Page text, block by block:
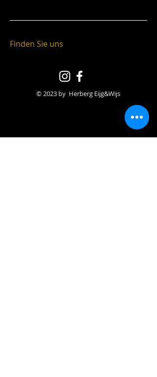
Finden Sie uns
© 2023 by Herberg Eijg&Wijs